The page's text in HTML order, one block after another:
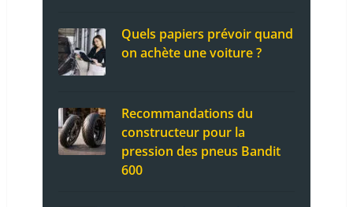
Quels papiers prévoir quand
on achète une voiture ?
Recommandations du
constructeur pour la
pression des pneus Bandit
600